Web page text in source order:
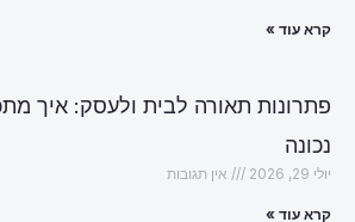
קרא עוד »
פתרונות תאורה לבית ולעסק: איך
נכונה
יולי 29, 2026 אין תגובות
קרא עוד »